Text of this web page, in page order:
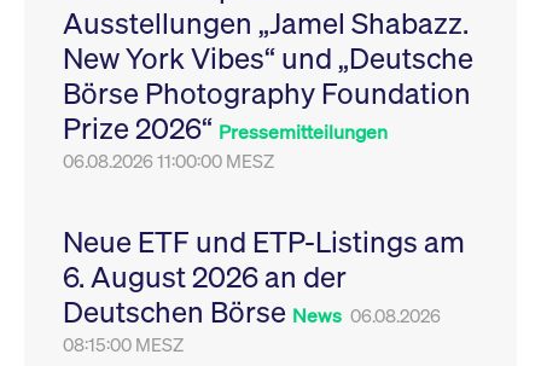
Ausstellungen „Jamel Shabazz.
New York Vibes“ und „Deutsche
Börse Photography Foundation
Prize 2026“ Pressemitteilungen
06.08.2026 11:00:00 MESZ
Neue ETF und ETP-Listings am
6. August 2026 an der
Deutschen Börse News 06.08.2026
08:15:00 MESZ
Leistung der Website
zu messen. Es handelt
sich um ein Muster-
Cookie, bei dem auf
das Präfix _pk_ses
eine kurze Reihe von
VISITOR_PRIVACY_METADATA
YouTube
.youtube.com
6
Monate
Dieses Cookie dient
Speicherung der
Einwilligungs- und
des Nutzers für ihre
Interaktion mit der
Sitzungen geehrt